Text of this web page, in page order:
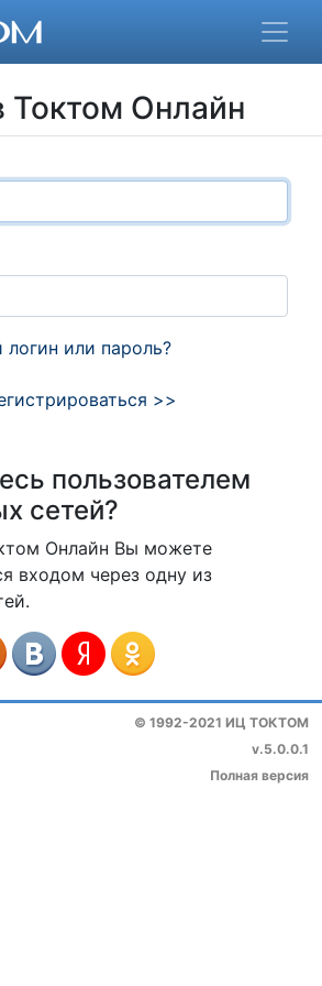
Токтом Онлайн
или пароль?
>>
пользователем
сетей?
Онлайн Вы можете
входом через одну из
© 1992-2021 ИЦ ТОКТОМ
v.5.0.0.1
Полная версия